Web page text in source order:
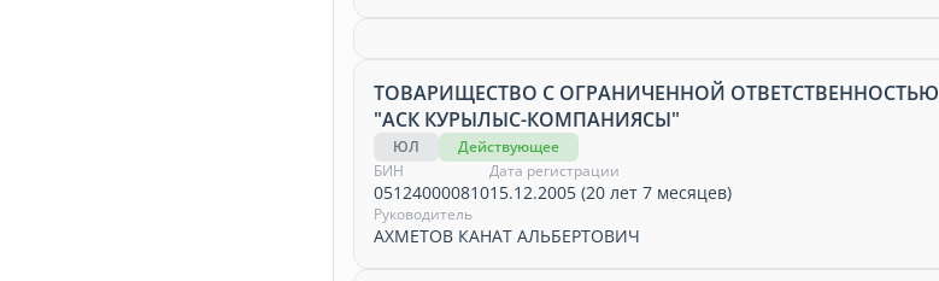
ТОВАРИЩЕСТВО С ОГРАНИЧЕННОЙ ОТВЕТСТВЕННОСТЬЮ
"АСК КУРЫЛЫС-КОМПАНИЯСЫ"
ЮЛ
Действующее
БИН
051240000810
Дата регистрации
15.12.2005 (20 лет 7 месяцев)
Руководитель
АХМЕТОВ КАНАТ АЛЬБЕРТОВИЧ